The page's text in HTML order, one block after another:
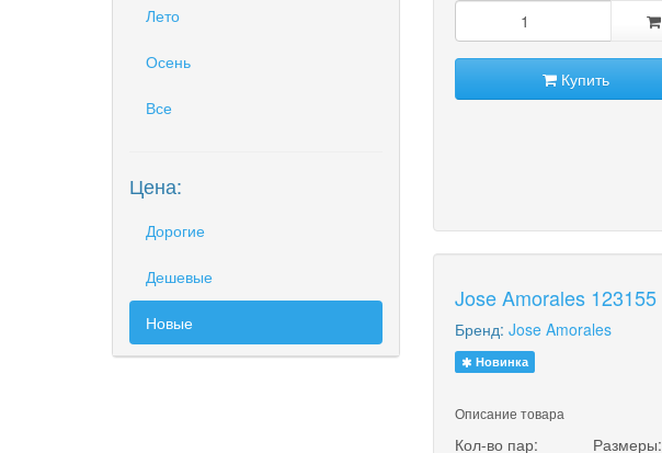
Лето
Осень
Все
Цена:
Дорогие
Дешевые
Новые
Купить
Jose Amorales 123155
Бренд: Jose Amorales
Новинка
Описание товара
Кол-во пар: Размеры: